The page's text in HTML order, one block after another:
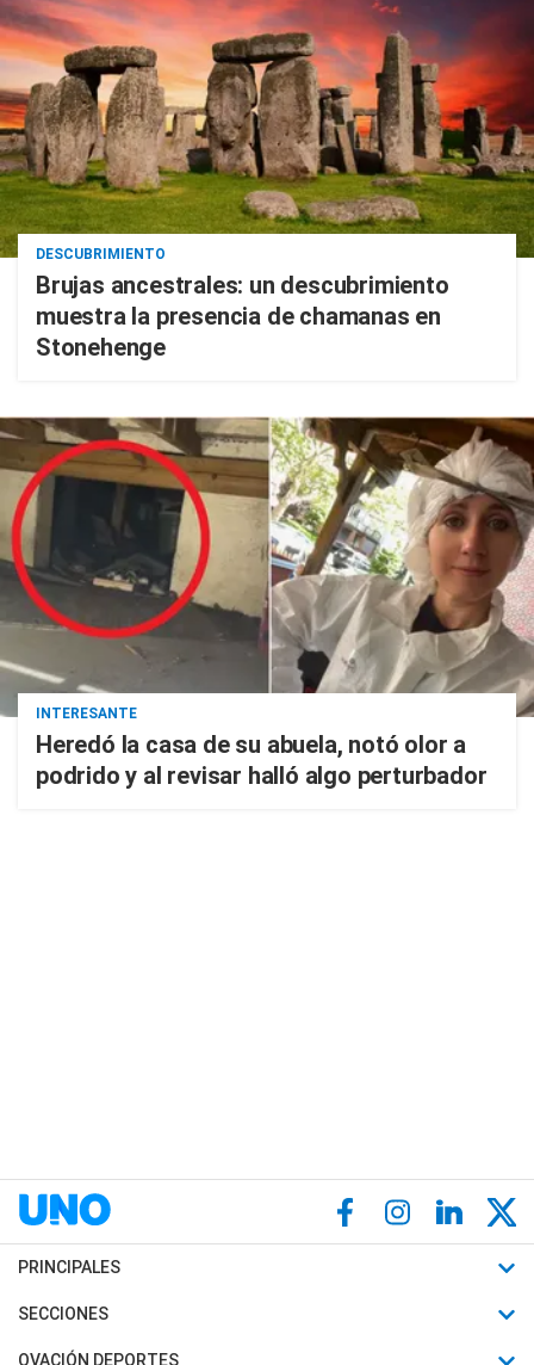
DESCUBRIMIENTO
Brujas ancestrales: un descubrimiento
muestra la presencia de chamanas en
Stonehenge
INTERESANTE
Heredó la casa de su abuela, notó olor a
podrido y al revisar halló algo perturbador
PRINCIPALES
Últimas Noticias
Política
SECCIONES
Horóscopo
OVACIÓN DEPORTES